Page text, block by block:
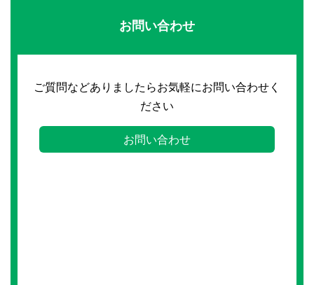
お問い合わせ
ご質問などありましたらお気軽にお問い合わせく
ださい
お問い合わせ